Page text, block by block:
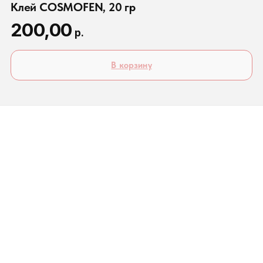
Клей COSMOFEN, 20 гр
200,00 р.
В корзину